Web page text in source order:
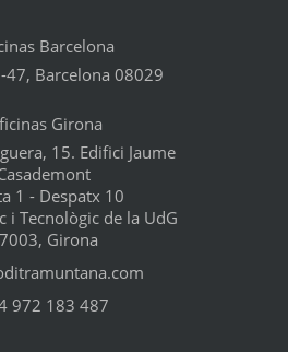
Barcelona
47, Barcelona 08029
Girona
15. Edifici Jaume
1 - Despatx 10
i Tecnològic de la UdG
Girona
972 183 487